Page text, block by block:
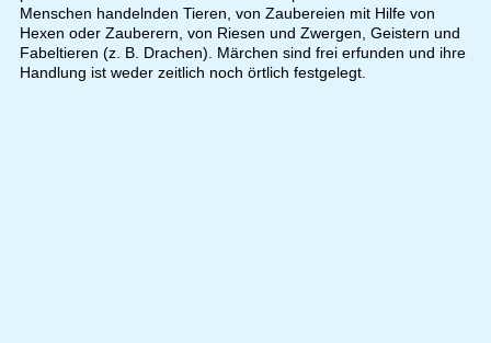
Menschen handelnden Tieren, von Zaubereien mit Hilfe von
Hexen oder Zauberern, von Riesen und Zwergen, Geistern und
Fabeltieren (z. B. Drachen). Märchen sind frei erfunden und ihre
Handlung ist weder zeitlich noch örtlich festgelegt.